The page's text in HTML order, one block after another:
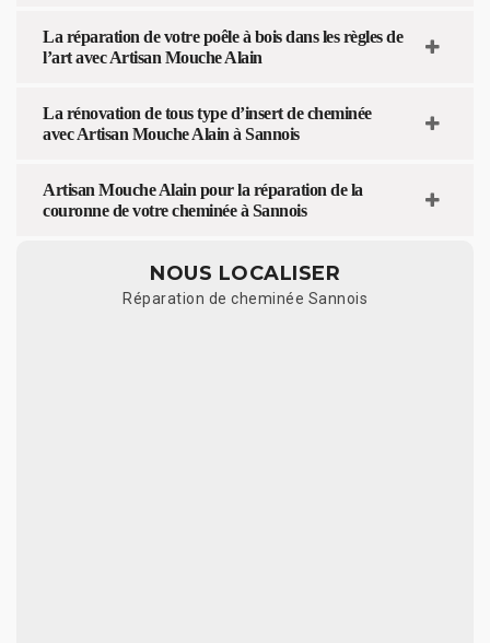
La réparation de votre poêle à bois dans les règles de
l’art avec Artisan Mouche Alain
La rénovation de tous type d’insert de cheminée
avec Artisan Mouche Alain à Sannois
Artisan Mouche Alain pour la réparation de la
couronne de votre cheminée à Sannois
NOUS LOCALISER
Réparation de cheminée Sannois